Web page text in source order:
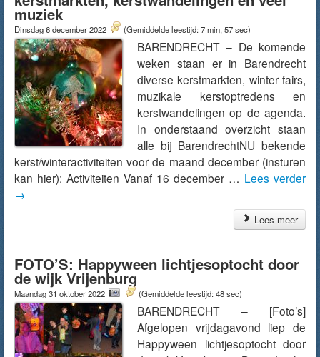
muziek
Dinsdag 6 december 2022 (Gemiddelde leestijd: 7 min, 57 sec)
BARENDRECHT – De komende
weken staan er in Barendrecht
diverse kerstmarkten, winter fairs,
muzikale kerstoptredens en
kerstwandelingen op de agenda.
In onderstaand overzicht staan
alle bij BarendrechtNU bekende
kerst/winteractiviteiten voor de maand december (insturen
kan hier): Activiteiten Vanaf 16 december … Lees verder
→
Lees meer
FOTO’S: Happyween lichtjesoptocht door
de wijk Vrijenburg
Maandag 31 oktober 2022 (Gemiddelde leestijd: 48 sec)
BARENDRECHT – [Foto’s]
Afgelopen vrijdagavond liep de
Happyween lichtjesoptocht door